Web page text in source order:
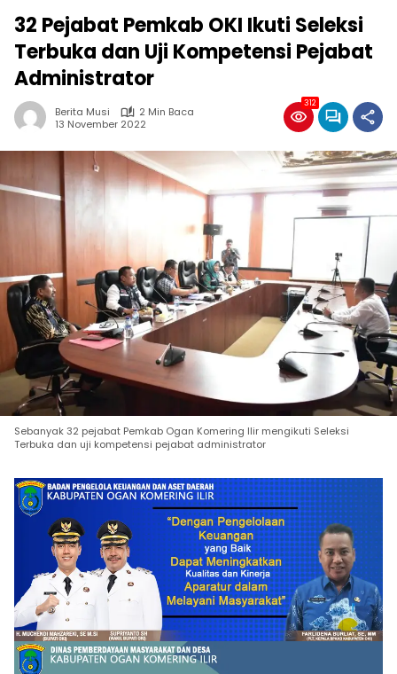
32 Pejabat Pemkab OKI Ikuti Seleksi
Terbuka dan Uji Kompetensi Pejabat
Administrator
Berita Musi
2 Min Baca
13 November 2022
312
Sebanyak 32 pejabat Pemkab Ogan Komering Ilir mengikuti Seleksi
Terbuka dan uji kompetensi pejabat administrator